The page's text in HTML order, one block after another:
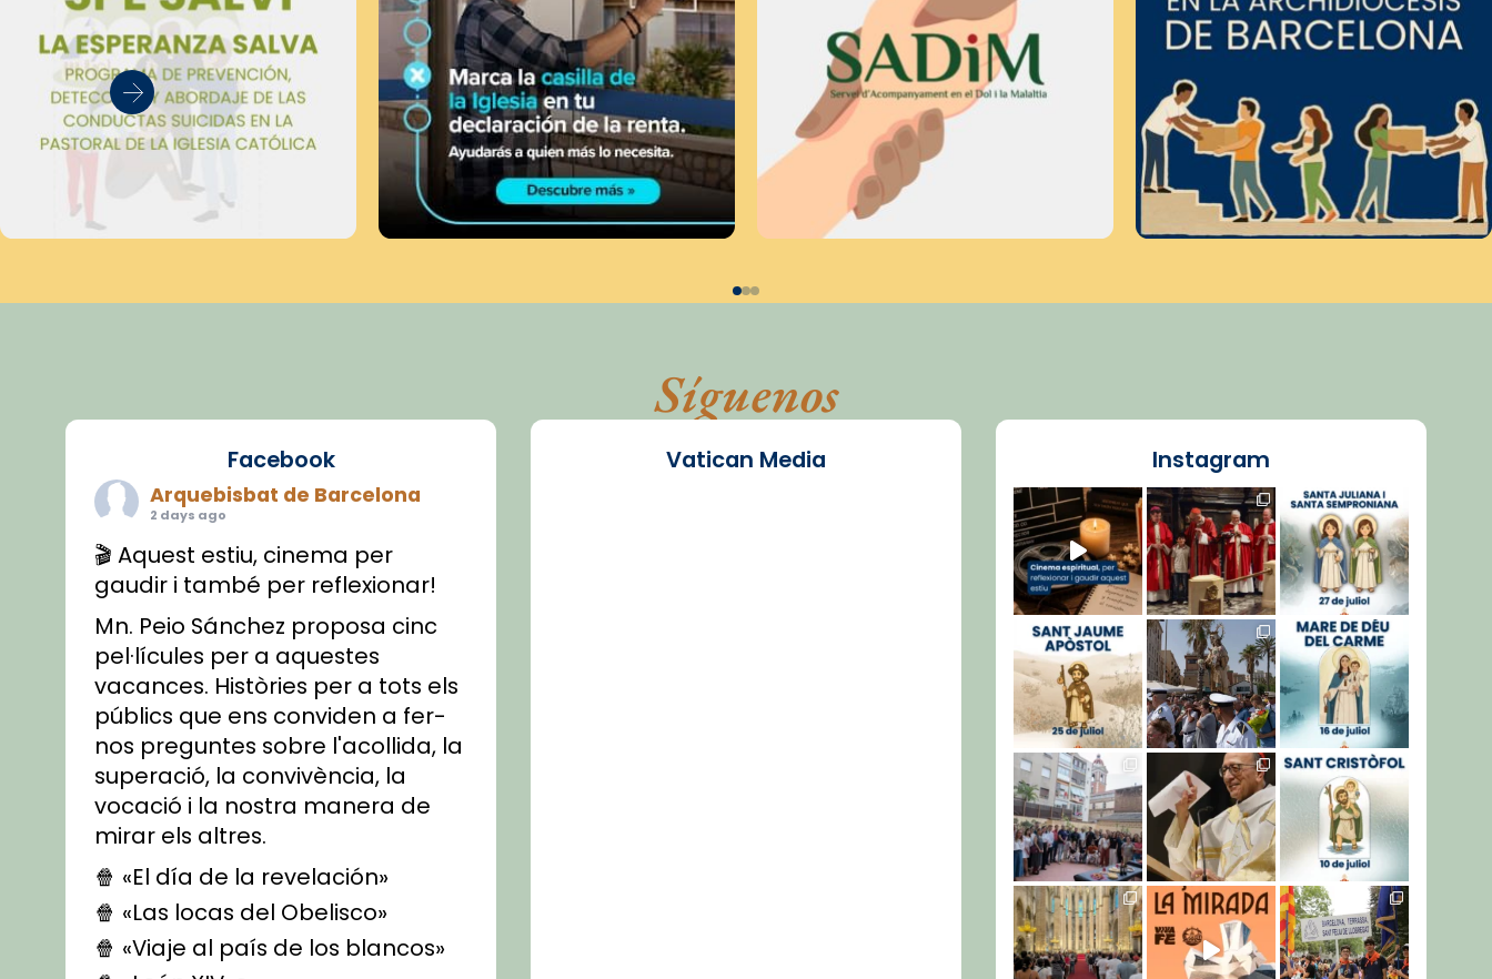
Síguenos
Facebook
Arquebisbat de Barcelona
2 days ago
🎬 Aquest estiu, cinema per
gaudir i també per reflexionar!
Mn. Peio Sánchez proposa cinc
pel·lícules per a aquestes
vacances. Històries per a tots els
públics que ens conviden a fer-
nos preguntes sobre l'acollida, la
superació, la convivència, la
vocació i la nostra manera de
mirar els altres.
🍿 «El día de la revelación»
🍿 «Las locas del Obelisco»
🍿 «Viaje al país de los blancos»
Vatican Media Instagram